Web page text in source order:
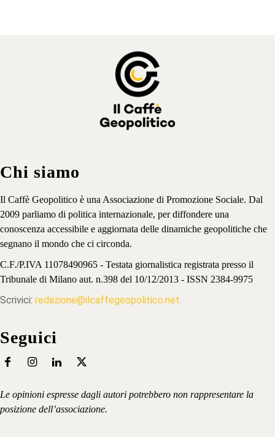
Chi siamo
Il Caffè Geopolitico è una Associazione di Promozione Sociale. Dal
2009 parliamo di politica internazionale, per diffondere una
conoscenza accessibile e aggiornata delle dinamiche geopolitiche che
segnano il mondo che ci circonda.
C.F./P.IVA 11078490965 - Testata giornalistica registrata presso il
Tribunale di Milano aut. n.398 del 10/12/2013 - ISSN 2384-9975
Scrivici: redazione@ilcaffegeopolitico.net
Seguici
Le opinioni espresse dagli autori potrebbero non rappresentare la
posizione dell’associazione.